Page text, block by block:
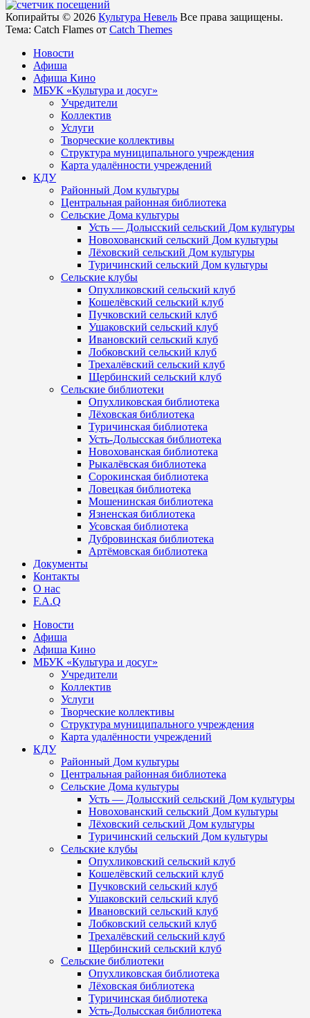
Копирайты © 2026 Культура Невель Все права защищены.
Тема: Catch Flames от Catch Themes
Новости
Афиша
Афиша Кино
МБУК «Культура и досуг»
Учредители
Коллектив
Услуги
Творческие коллективы
Структура муниципального учреждения
Карта удалённости учреждений
КДУ
Районный Дом культуры
Центральная районная библиотека
Сельские Дома культуры
Усть — Долысский сельский Дом культуры
Новохованский сельский Дом культуры
Лёховский сельский Дом культуры
Туричинский сельский Дом культуры
Сельские клубы
Опухликовский сельский клуб
Кошелёвский сельский клуб
Пучковский сельский клуб
Ушаковский сельский клуб
Ивановский сельский клуб
Лобковский сельский клуб
Трехалёвский сельский клуб
Щербинский сельский клуб
Сельские библиотеки
Опухликовская библиотека
Лёховская библиотека
Туричинская библиотека
Усть-Долысская библиотека
Новохованская библиотека
Рыкалёвская библиотека
Сорокинская библиотека
Ловецкая библиотека
Мошенинская библиотека
Язненская библиотека
Усовская библиотека
Дубровинская библиотека
Артёмовская библиотека
Документы
Контакты
О нас
F.A.Q
Новости
Афиша
Афиша Кино
МБУК «Культура и досуг»
Учредители
Коллектив
Услуги
Творческие коллективы
Структура муниципального учреждения
Карта удалённости учреждений
КДУ
Районный Дом культуры
Центральная районная библиотека
Сельские Дома культуры
Усть — Долысский сельский Дом культуры
Новохованский сельский Дом культуры
Лёховский сельский Дом культуры
Туричинский сельский Дом культуры
Сельские клубы
Опухликовский сельский клуб
Кошелёвский сельский клуб
Пучковский сельский клуб
Ушаковский сельский клуб
Ивановский сельский клуб
Лобковский сельский клуб
Трехалёвский сельский клуб
Щербинский сельский клуб
Сельские библиотеки
Опухликовская библиотека
Лёховская библиотека
Туричинская библиотека
Усть-Долысская библиотека